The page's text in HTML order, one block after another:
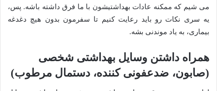
می شیم که ممکنه عادات بهداشتیشون با ما فرق داشته باشه. پس،
یه سری نکات رو باید رعایت کنیم تا سفرمون بدون هیچ دغدغه
بیماری، به یاد موندنی بشه.
همراه داشتن وسایل بهداشتی شخصی
(صابون، ضدعفونی کننده، دستمال مرطوب)